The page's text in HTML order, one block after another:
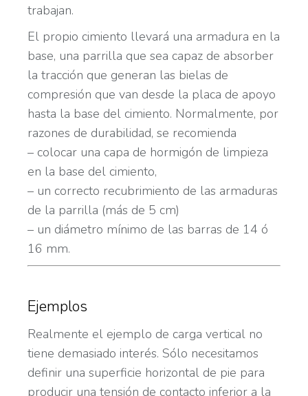
trabajan.
El propio cimiento llevará una armadura en la
base, una parrilla que sea capaz de absorber
la tracción que generan las bielas de
compresión que van desde la placa de apoyo
hasta la base del cimiento. Normalmente, por
razones de durabilidad, se recomienda
– colocar una capa de hormigón de limpieza
en la base del cimiento,
– un correcto recubrimiento de las armaduras
de la parrilla (más de 5 cm)
– un diámetro mínimo de las barras de 14 ó
16 mm.
Ejemplos
Realmente el ejemplo de carga vertical no
tiene demasiado interés. Sólo necesitamos
definir una superficie horizontal de pie para
producir una tensión de contacto inferior a la